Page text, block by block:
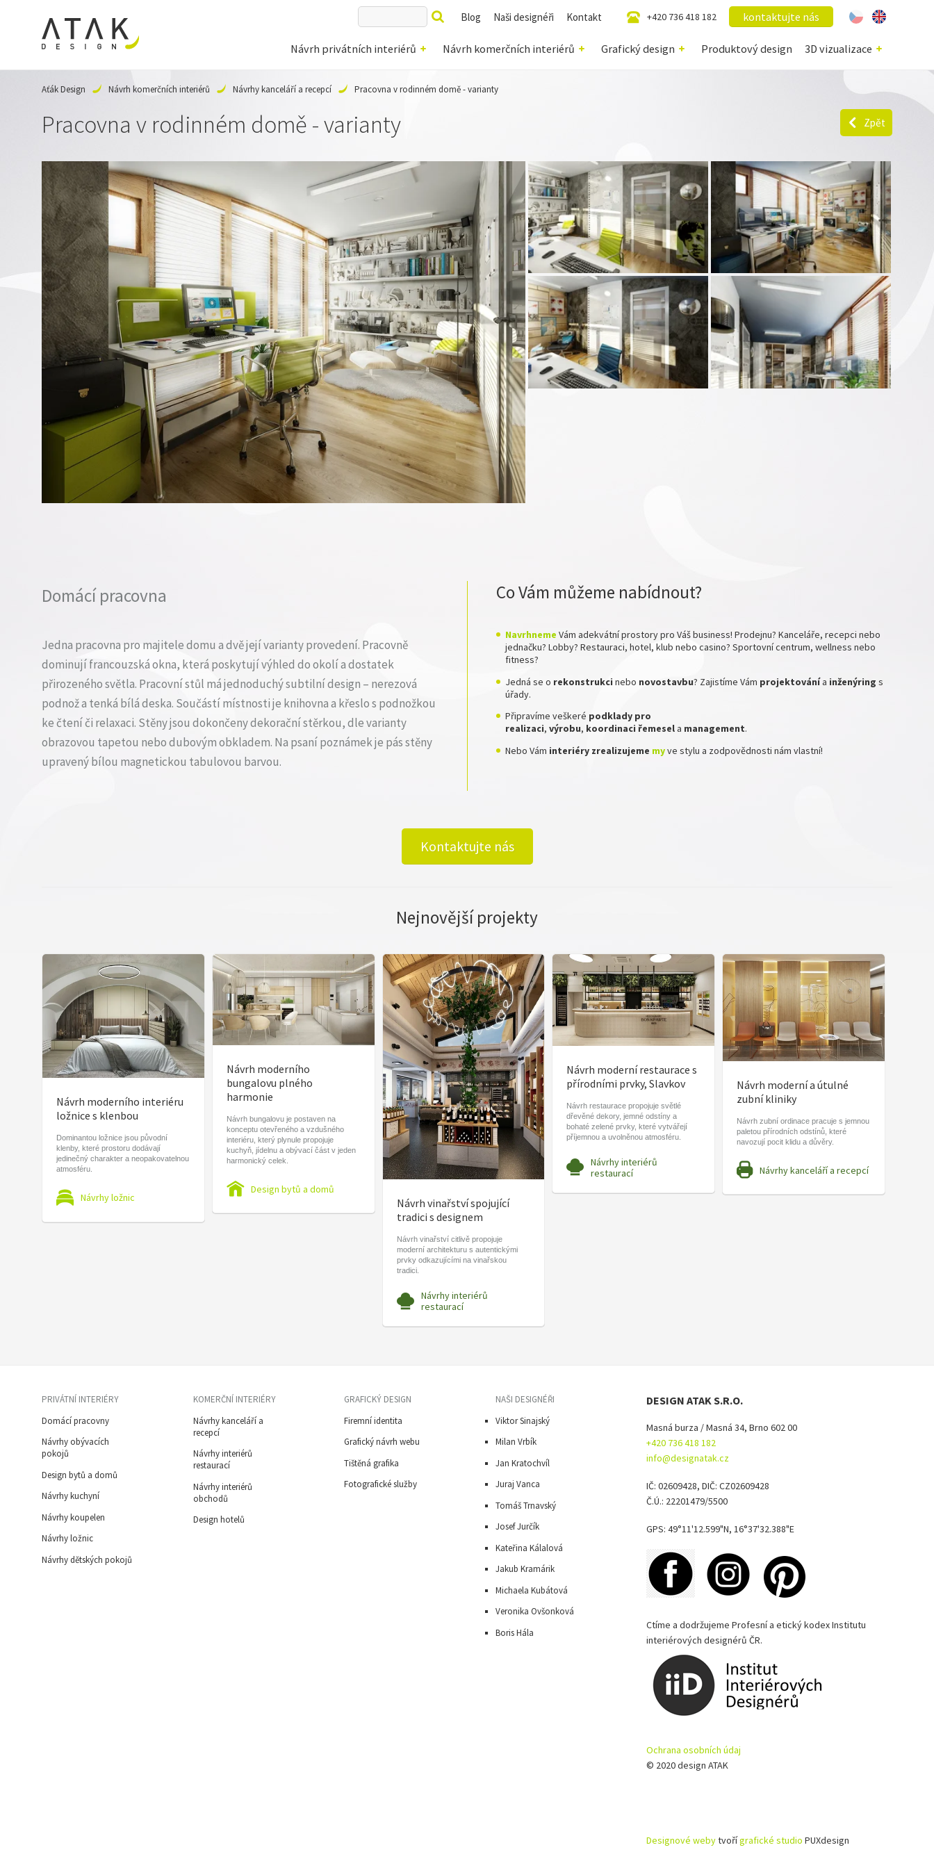
Návrh privátních interiérů Návrh komerčních interiérů Grafický design Produktový design 3D vizualizace
Blog Naši designéři Kontakt +420 736 418 182 kontaktujte nás
Aťák Design Návrh komerčních interiérů Návrhy kanceláří a recepcí Pracovna v rodinném domě - varianty
Pracovna v rodinném domě - varianty Zpět
Domácí pracovna
Jedna pracovna pro majitele domu a dvě její varianty provedení. Pracovně
dominují francouzská okna, která poskytují výhled do okolí a dostatek
přirozeného světla. Pracovní stůl má jednoduchý subtilní design – nerezová
podnož a tenká bílá deska. Součástí místnosti je knihovna a křeslo s podnožkou
ke čtení či relaxaci. Stěny jsou dokončeny dekorační stěrkou, dle varianty
obrazovou tapetou nebo dubovým obkladem. Na psaní poznámek je pás stěny
upravený bílou magnetickou tabulovou barvou.
Co Vám můžeme nabídnout?
Navrhneme Vám adekvátní prostory pro Váš business! Prodejnu? Kanceláře, recepci nebo
jednačku? Lobby? Restauraci, hotel, klub nebo casino? Sportovní centrum, wellness nebo
fitness?
Jedná se o rekonstrukci nebo novostavbu? Zajistíme Vám projektovánía inženýring s
úřady.
Připravíme veškeré podklady pro
realizaci, výrobu, koordinaci řemesela management.
Nebo Vám interiéry zrealizujeme myve stylu a zodpovědnosti nám vlastní!
Kontaktujte nás
Nejnovější projekty
Návrh moderního interiéru
ložnice s klenbou
Dominantou ložnice jsou původní
klenby, které prostoru dodávají
jedinečný charakter a neopakovatelnou
atmosféru.
Návrhy ložnic
Návrh moderního
bungalovu plného
harmonie
Návrh bungalovu je postaven na
konceptu otevřeného a vzdušného
interiéru, který plynule propojuje
kuchyň, jídelnu a obývací část v jeden
harmonický celek.
Design bytů a domů
Návrh vinařství spojující
tradici s designem
Návrh vinařství citlivě propojuje
moderní architekturu s autentickými
prvky odkazujícími na vinařskou
tradici.
Návrhy interiérů
restaurací
Návrh moderní restaurace s
přírodními prvky, Slavkov
Návrh restaurace propojuje světlé
dřevěné dekory, jemné odstíny a
bohaté zelené prvky, které vytvářejí
příjemnou a uvolněnou atmosféru.
Návrhy interiérů
restaurací
Návrh moderní a útulné
zubní kliniky
Návrh zubní ordinace pracuje s jemnou
paletou přírodních odstínů, které
navozují pocit klidu a důvěry.
Návrhy kanceláří a recepcí
PRIVÁTNÍ INTERIÉRY
Domácí pracovny
Návrhy obývacích
pokojů
Design bytů a domů
Návrhy kuchyní
Návrhy koupelen
Návrhy ložnic
Návrhy dětských pokojů
KOMERČNÍ INTERIÉRY
Návrhy kanceláří a
recepcí
Návrhy interiérů
restaurací
Návrhy interiérů
obchodů
Design hotelů
GRAFICKÝ DESIGN
Firemní identita
Grafický návrh webu
Tištěná grafika
Fotografické služby
NAŠI DESIGNÉŘI
Viktor Sinajský
Milan Vrbík
Jan Kratochvíl
Juraj Vanca
Tomáš Trnavský
Josef Jurčík
Kateřina Kálalová
Jakub Kramárik
Michaela Kubátová
Veronika Ovšonková
Boris Hála
DESIGN ATAK S.R.O.
Masná burza / Masná 34, Brno 602 00
+420 736 418 182
info@designatak.cz
IČ: 02609428, DIČ: CZ02609428
Č.Ú.: 22201479/5500
GPS: 49°11'12.599"N, 16°37'32.388"E
Ctíme a dodržujeme Profesní a etický kodex Institutu
interiérových designérů ČR.
Ochrana osobních údaj
© 2020 design ATAK
Designové webytvořígrafické studio PUXdesign